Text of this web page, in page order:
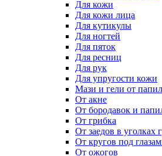
Для кожи
Для кожи лица
Для кутикулы
Для ногтей
Для пяток
Для ресниц
Для рук
Для упругости кожи
Мази и гели от
От акне
От бородавок и
От грибка
От заедов в уголках
От кругов под
От ожогов